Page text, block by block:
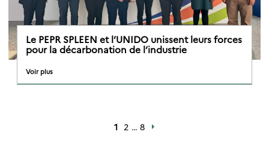
Le PEPR SPLEEN et l’UNIDO unissent leurs forces
pour la décarbonation de l’industrie
Voir plus
1 2 … 8